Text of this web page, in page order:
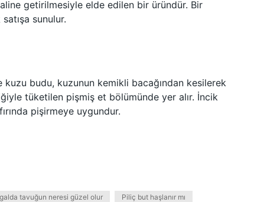
getirilmesiyle elde edilen bir üründür. Bir
sunulur.
budu, kuzunun kemikli bacağından kesilerek
tüketilen pişmiş et bölümünde yer alır. İncik
pişirmeye uygundur.
tavuğun neresi güzel olur Piliç but haşlanır mı